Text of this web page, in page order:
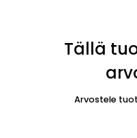
Tällä
Arvostele